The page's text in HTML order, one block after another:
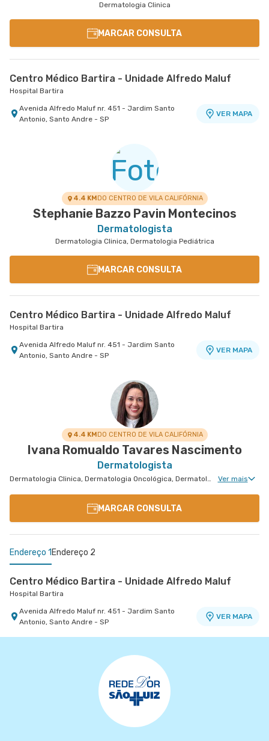
Dermatologia Clinica
MARCAR CONSULTA
Centro Médico Bartira - Unidade Alfredo Maluf
Hospital Bartira
Avenida Alfredo Maluf nr. 451 - Jardim Santo
Antonio, Santo Andre - SP
VER MAPA
4.4 KMDO CENTRO DE VILA CALIFÓRNIA
Stephanie Bazzo Pavin Montecinos
Dermatologista
Dermatologia Clinica, Dermatologia Pediátrica
MARCAR CONSULTA
Centro Médico Bartira - Unidade Alfredo Maluf
Hospital Bartira
Avenida Alfredo Maluf nr. 451 - Jardim Santo
Antonio, Santo Andre - SP
VER MAPA
4.4 KMDO CENTRO DE VILA CALIFÓRNIA
Ivana Romualdo Tavares Nascimento
Dermatologista
Dermatologia Clinica, Dermatologia Oncológica, Dermatologia Pediátrica, Dermatologia de Tratamento de Psoríase, Dermatologia Tratamento de Dermatite Atópica, Dermatologiatratamento de Urticária Crônica, Dermatologia de Tratamento de Hidradenite Ver mais
MARCAR CONSULTA
Endereço 1 Endereço 2
Centro Médico Bartira - Unidade Alfredo Maluf
Hospital Bartira
Avenida Alfredo Maluf nr. 451 - Jardim Santo
Antonio, Santo Andre - SP
VER MAPA
Centro Médico Brasil Santo Andre - Unidade
Avenida Pereira Barreto nr. 42 Loja 123 Shopping
Abc 1 Piso - Vila Gilda, Santo Andre - SP